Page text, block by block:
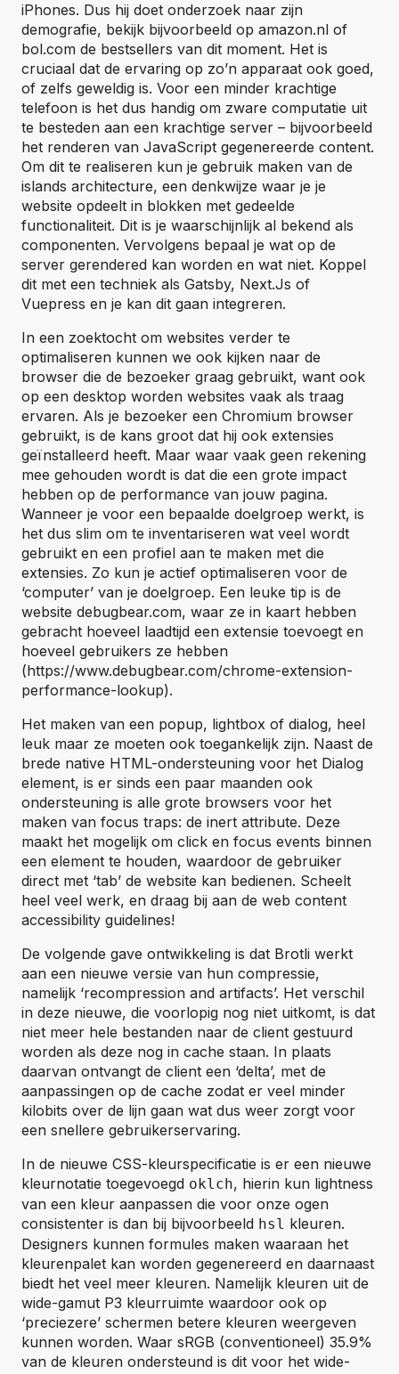
iPhones. Dus hij doet onderzoek naar zijn
demografie, bekijk bijvoorbeeld op amazon.nl of
bol.com de bestsellers van dit moment. Het is
cruciaal dat de ervaring op zo’n apparaat ook goed,
of zelfs geweldig is. Voor een minder krachtige
telefoon is het dus handig om zware computatie uit
te besteden aan een krachtige server – bijvoorbeeld
het renderen van JavaScript gegenereerde content.
Om dit te realiseren kun je gebruik maken van de
islands architecture, een denkwijze waar je je
website opdeelt in blokken met gedeelde
functionaliteit. Dit is je waarschijnlijk al bekend als
componenten. Vervolgens bepaal je wat op de
server gerendered kan worden en wat niet. Koppel
dit met een techniek als Gatsby, Next.Js of
Vuepress en je kan dit gaan integreren.
In een zoektocht om websites verder te
optimaliseren kunnen we ook kijken naar de
browser die de bezoeker graag gebruikt, want ook
op een desktop worden websites vaak als traag
ervaren. Als je bezoeker een Chromium browser
gebruikt, is de kans groot dat hij ook extensies
geïnstalleerd heeft. Maar waar vaak geen rekening
mee gehouden wordt is dat die een grote impact
hebben op de performance van jouw pagina.
Wanneer je voor een bepaalde doelgroep werkt, is
het dus slim om te inventariseren wat veel wordt
gebruikt en een profiel aan te maken met die
extensies. Zo kun je actief optimaliseren voor de
‘computer’ van je doelgroep. Een leuke tip is de
website debugbear.com, waar ze in kaart hebben
gebracht hoeveel laadtijd een extensie toevoegt en
hoeveel gebruikers ze hebben
(https://www.debugbear.com/chrome-extension-
performance-lookup).
Het maken van een popup, lightbox of dialog, heel
leuk maar ze moeten ook toegankelijk zijn. Naast de
brede native HTML-ondersteuning voor het Dialog
element, is er sinds een paar maanden ook
ondersteuning is alle grote browsers voor het
maken van focus traps: de inert attribute. Deze
maakt het mogelijk om click en focus events binnen
een element te houden, waardoor de gebruiker
direct met ‘tab’ de website kan bedienen. Scheelt
heel veel werk, en draag bij aan de web content
accessibility guidelines!
De volgende gave ontwikkeling is dat Brotli werkt
aan een nieuwe versie van hun compressie,
namelijk ‘recompression and artifacts’. Het verschil
in deze nieuwe, die voorlopig nog niet uitkomt, is dat
niet meer hele bestanden naar de client gestuurd
worden als deze nog in cache staan. In plaats
daarvan ontvangt de client een ‘delta’, met de
aanpassingen op de cache zodat er veel minder
kilobits over de lijn gaan wat dus weer zorgt voor
een snellere gebruikerservaring.
In de nieuwe CSS-kleurspecificatie is er een nieuwe
kleurnotatie toegevoegd oklch, hierin kun lightness
van een kleur aanpassen die voor onze ogen
consistenter is dan bij bijvoorbeeld hsl kleuren.
Designers kunnen formules maken waaraan het
kleurenpalet kan worden gegenereerd en daarnaast
biedt het veel meer kleuren. Namelijk kleuren uit de
wide-gamut P3 kleurruimte waardoor ook op
‘preciezere’ schermen betere kleuren weergeven
kunnen worden. Waar sRGB (conventioneel) 35.9%
van de kleuren ondersteund is dit voor het wide-